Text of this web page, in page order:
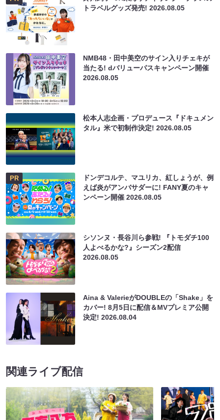
トラベルグッズ発売!2026.08.05
NMB48・田中美空のサイン入りチェキが
当たる! dバリューパスキャンペーン開催
2026.08.05
松本人志企画・プロデュース『ドキュメン
タル』米で初制作決定!2026.08.05
PR
ドンデコルテ、マユリカ、紅しょうが、例
えば炎がアンバサダーに! FANY夏のキャ
ンペーン開催2026.08.05
シソンヌ・長谷川ら参戦! 『トモダチ100
人よべるかな?』シーズン2配信
2026.08.05
Aina & ValerieがDOUBLEの「Shake」を
カバー! 8月5日に配信＆MVプレミア公開
決定!2026.08.04
関連ライブ配信